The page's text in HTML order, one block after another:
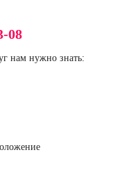
08
нам нужно знать: